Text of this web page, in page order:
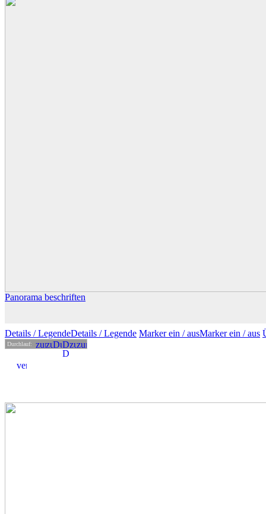
Panorama beschriften
Details / LegendeDetails /Legende Marker ein /ausMarkerein / aus
Durchlauf: